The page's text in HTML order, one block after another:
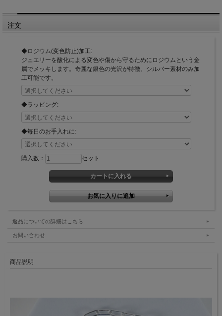
注文
◆ロジウム(変色防止)加工:
ジュエリーを酸化による変色や傷から守るためにロジウムという金
属でメッキします。奇麗な銀色の光沢が特徴。シルバー素材のみ加
工可能です。
◆ラッピング:
◆毎日のお手入れに:
購入数： セット
返品についての詳細はこちら
お問い合わせ
商品説明